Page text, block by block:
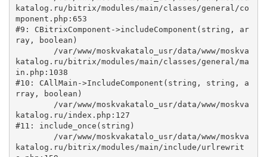
katalog.ru/bitrix/modules/main/classes/general/co
mponent.php:653
#9: CBitrixComponent->includeComponent(string, ar
ray, boolean)
katalog.ru/bitrix/modules/main/classes/general/ma
in.php:1038
#10: CAllMain->IncludeComponent(string, string, a
rray, boolean)
katalog.ru/index.php:127
#11: include_once(string)
katalog.ru/bitrix/modules/main/include/urlrewrit